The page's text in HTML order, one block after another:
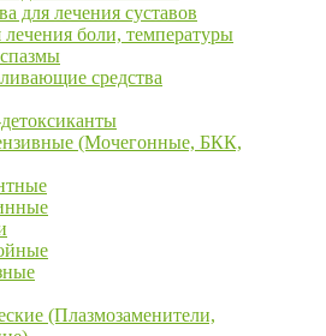
для лечения суставов
лечения боли, температуры
средства
(Мочегонные, БКК,
(Плазмозаменители,